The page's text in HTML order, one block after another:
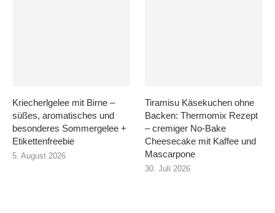
Kriecherlgelee mit Birne –
süßes, aromatisches und
besonderes Sommergelee +
Etikettenfreebie
5. August 2026
Tiramisu Käsekuchen ohne
Backen: Thermomix Rezept
– cremiger No-Bake
Cheesecake mit Kaffee und
Mascarpone
30. Juli 2026